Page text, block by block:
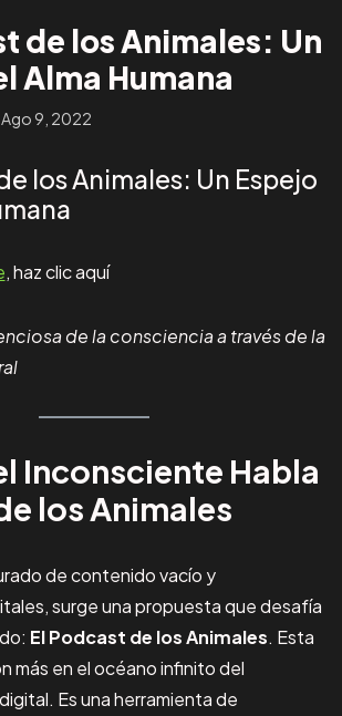
de los Animales: Un
Alma Humana
Ago 9, 2022
los Animales: Un Espejo
, haz clic aquí
de la consciencia a través de la
Inconsciente Habla
los Animales
de contenido vacío y
surge una propuesta que desafía
El Podcast de los Animales. Esta
más en el océano infinito del
Es una herramienta de